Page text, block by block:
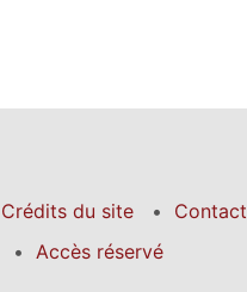
Crédits du site
Contact
Accès réservé